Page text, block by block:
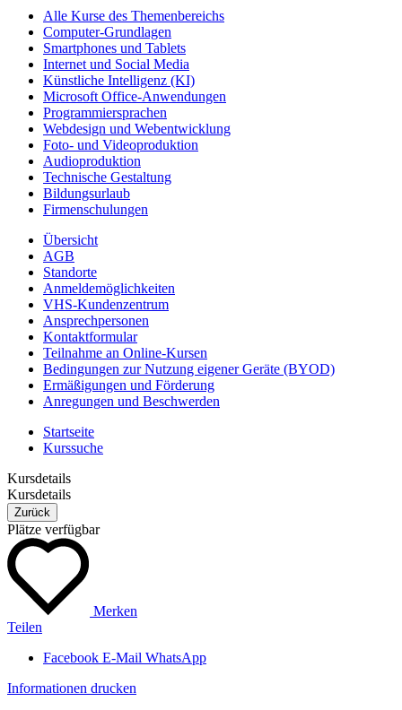
Alle Kurse des Themenbereichs
Computer-Grundlagen
Smartphones und Tablets
Internet und Social Media
Künstliche Intelligenz (KI)
Microsoft Office-Anwendungen
Programmiersprachen
Webdesign und Webentwicklung
Foto- und Videoproduktion
Audioproduktion
Technische Gestaltung
Bildungsurlaub
Firmenschulungen
Übersicht
AGB
Standorte
Anmeldemöglichkeiten
VHS-Kundenzentrum
Ansprechpersonen
Kontaktformular
Teilnahme an Online-Kursen
Bedingungen zur Nutzung eigener Geräte (BYOD)
Ermäßigungen und Förderung
Anregungen und Beschwerden
Startseite
Kurssuche
Kursdetails
Kursdetails
Zurück
Plätze verfügbar
Merken
Teilen
Facebook E-Mail WhatsApp
Informationen drucken